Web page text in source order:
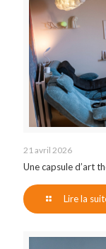
21 avril 2026
Une capsule d’art
Lire la